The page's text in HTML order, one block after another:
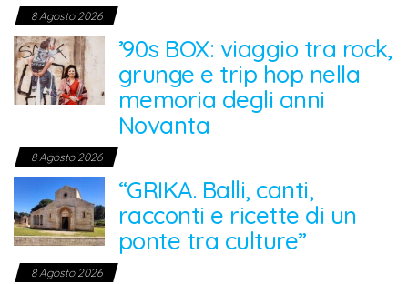
8 Agosto 2026
’90s BOX: viaggio tra rock,
grunge e trip hop nella
memoria degli anni
Novanta
8 Agosto 2026
“GRIKA. Balli, canti,
racconti e ricette di un
ponte tra culture”
8 Agosto 2026